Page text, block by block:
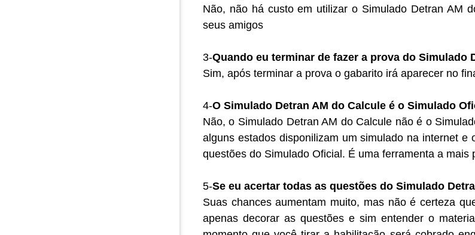
Não, não há custo em utilizar o Simulado Detran AM
seus amigos
3-Quando eu terminar de fazer a prova do Simulado
Sim, após terminar a prova o gabarito irá aparecer no
4-O Simulado Detran AM do Calcule é o Simulado
Não, o Simulado Detran AM do Calcule não é o
alguns estados disponilizam um simulado na internet
questões do Simulado Oficial. É uma ferramenta a mais
5-Se eu acertar todas as questões do Simulado
Suas chances aumentam muito, mas não é certeza
apenas decorar as questões e sim entender o